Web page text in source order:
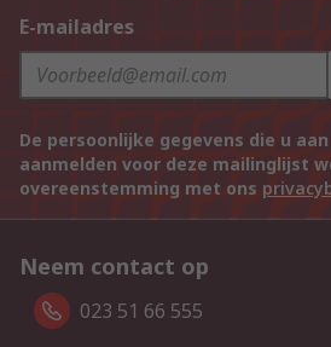
E-mailadres
De persoonlijke gegevens die u
aanmelden voor deze mailinglijst
overeenstemming met ons
Neem contact op
023 51 66 555